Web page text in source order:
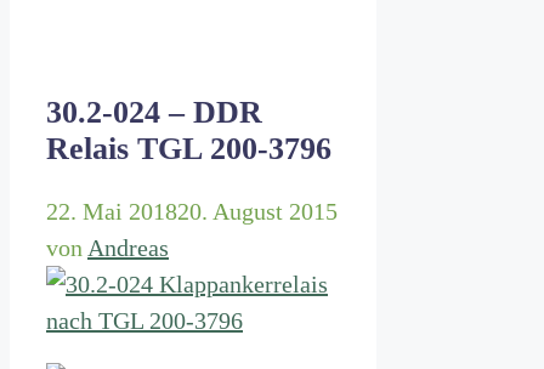
30.2-024 – DDR
Relais TGL 200-3796
22. Mai 201820. August 2015
von Andreas